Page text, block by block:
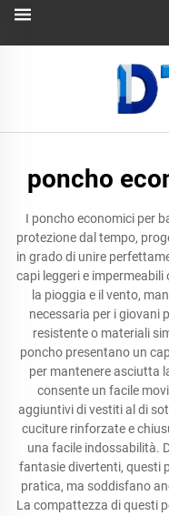
poncho
I poncho economici per
protezione dal tempo,
in grado di unire
capi leggeri e
la pioggia e il vento,
necessaria per i giovani
resistente o materiali
poncho presentano un
per mantenere asciutta
consente un facile
aggiuntivi di vestiti al di
cuciture rinforzate e
una facile indossabilità.
fantasie divertenti, questi
pratica, ma soddisfano
La compattezza di questi